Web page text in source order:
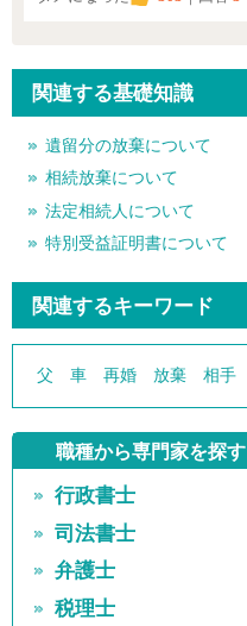
関連する基礎知識
遺留分の放棄について
相続放棄について
法定相続人について
特別受益証明書について
関連するキーワード
父 車 再婚 放棄 相手
職種から専門家を探す
行政書士
司法書士
弁護士
税理士